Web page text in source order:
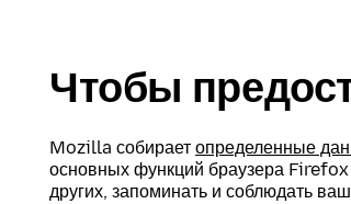
Чтобы
Mozilla собирает определенные
основных функций браузера Firefox
других, запоминать и соблюдать